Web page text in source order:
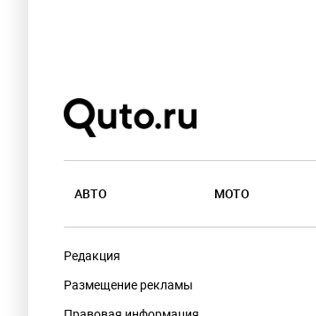
АВТО МОТО
Редакция
Размещение рекламы